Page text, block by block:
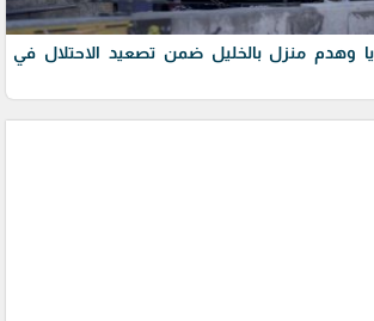
وهدم منزل بالخليل ضمن تصعيد الاحتلال في